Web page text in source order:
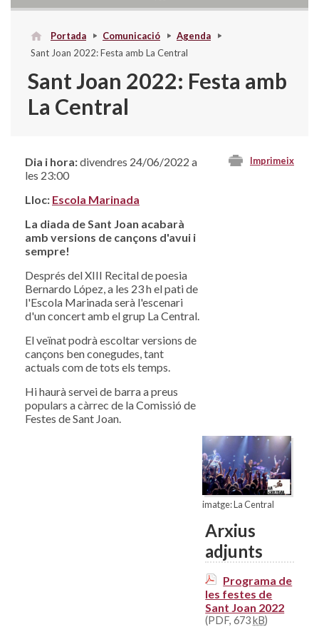
Portada Comunicació
Agenda
Sant Joan 2022: Festa amb La Central
Sant Joan 2022: Festa amb
La Central
Imprimeix
Dia i hora:divendres 24/06/2022 a
les 23:00
Lloc: Escola Marinada
La diada de Sant Joan acabarà
amb versions de cançons d'avui i
sempre!
Després del XIII Recital de poesia
Bernardo López, a les 23 h el pati de
l'Escola Marinada serà l'escenari
d'un concert amb el grup La Central.
El veïnat podrà escoltar versions de
cançons ben conegudes, tant
actuals com de tots els temps.
Hi haurà servei de barra a preus
populars a càrrec de la Comissió de
Festes de Sant Joan.
imatge: La Central
Arxius
adjunts
Programa de
les festes de
Sant Joan 2022
(PDF, 673kB)